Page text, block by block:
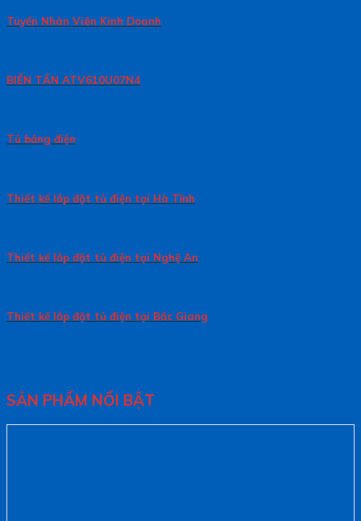
Tuyển Nhân Viên Kinh Doanh
BIẾN TẦN ATV610U07N4
Tủ bảng điện
Thiết kế lắp đặt tủ điện tại Hà Tĩnh
Thiết kế lắp đặt tủ điện tại Nghệ An
Thiết kế lắp đặt tủ điện tại Bắc Giang
SẢN PHẨM NỔI BẬT